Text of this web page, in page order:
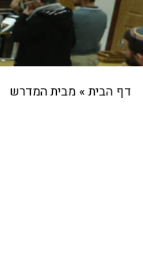
דף הבית» מבית המדרש